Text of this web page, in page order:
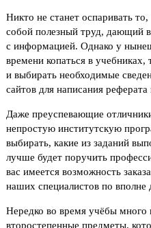
Никто не станет оспаривать
собой полезный труд, дающий
с информацией. Однако у
времени копаться в учебниках,
и выбирать необходимые
сайтов для написания
Даже преуспевающие
непростую институтскую
выбирать, какие из заданий
лучше будет поручить
вас имеется возможность
наших специалистов по вполне
Нередко во время учёбы
второстепенные предметы,